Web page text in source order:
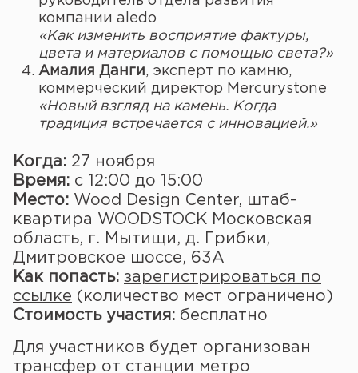
компании aledo
«Как изменить восприятие фактуры,
цвета и материалов с помощью света?»
Амалия Данги, эксперт по камню,
коммерческий директор Mercurystone
«Новый взгляд на камень. Когда
традиция встречается с инновацией.»
Когда: 27 ноября
Время: с 12:00 до 15:00
Место: Wood Design Center, штаб-
квартира WOODSTOCK Московская
область, г. Мытищи, д. Грибки,
Дмитровское шоссе, 63А
Как попасть: зарегистрироваться по
ссылке (количество мест ограничено)
Стоимость участия: бесплатно
Для участников будет организован
трансфер от станции метро